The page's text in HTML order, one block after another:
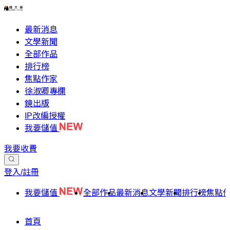
最新消息
文學新聞
全部作品
排行榜
焦點作家
徐淑卿專欄
鏡出版
IP改編授權
我要儲值
我要收費
登入/註冊
我要儲值 全部作品最新消息文學新聞排行榜焦點
首頁